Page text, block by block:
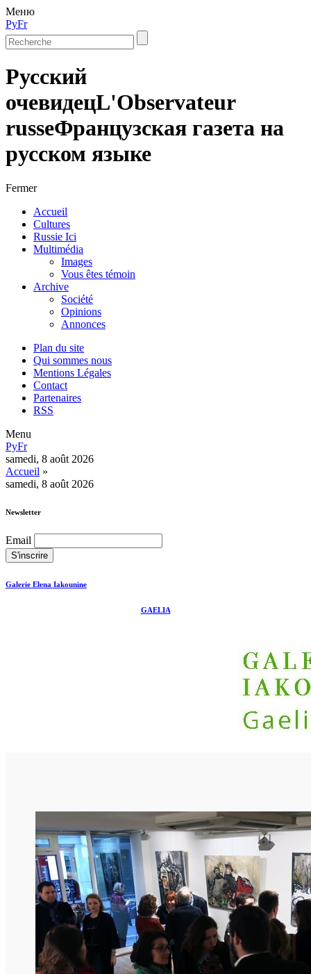
Меню
РуFr
Русский
очевидецL'Observateur
russeФранцузская газета на
русском языке
Fermer
Accueil
Cultures
Russie Ici
Multimédia
Images
Vous êtes témoin
Archive
Société
Opinions
Annonces
Plan du site
Qui sommes nous
Mentions Légales
Contact
Partenaires
RSS
Menu
РуFr
samedi, 8 août 2026
Accueil »
samedi, 8 août 2026
Newsletter
Email
Galerie Elena Iakounine
GAELIA